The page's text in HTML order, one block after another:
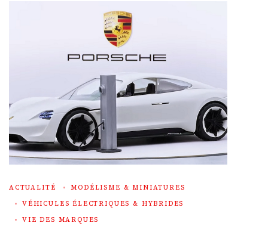
ACTUALITÉ
MODÉLISME & MINIATURES
VÉHICULES ÉLECTRIQUES & HYBRIDES
VIE DES MARQUES